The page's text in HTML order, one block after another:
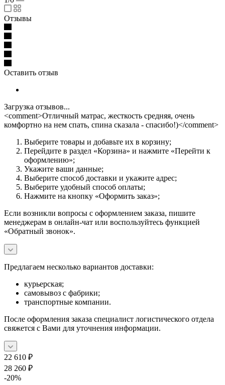
Отзывы
Оставить отзыв
Загрузка отзывов...
<comment>Отличный матрас, жесткость средняя, очень
комфортно на нем спать, спина сказала - спасибо!)</comment>
Выберите товары и добавьте их в корзину;
Перейдите в раздел «Корзина» и нажмите «Перейти к
оформлению»;
Укажите ваши данные;
Выберите способ доставки и укажите адрес;
Выберите удобный способ оплаты;
Нажмите на кнопку «Оформить заказ»;
Если возникли вопросы с оформлением заказа, пишите
менеджерам в онлайн-чат или воспользуйтесь функцией
«Обратный звонок».
Предлагаем несколько вариантов доставки:
курьерская;
самовывоз с фабрики;
транспортные компании.
После оформления заказа специалист логистического отдела
свяжется с Вами для уточнения информации.
22 610 ₽
28 260 ₽
-20%